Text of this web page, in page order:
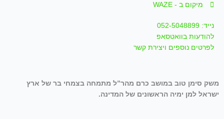
מיקום ב - WAZE
נייד: 052-5048899
להודעות בוואטסאפ
לפרטים נוספים ויצירת קשר
משק סימן טוב במושב כרם מהר”ל מתמחה בצמחי בר של ארץ
ישראל למן ימיה הראשונים של המדינה.